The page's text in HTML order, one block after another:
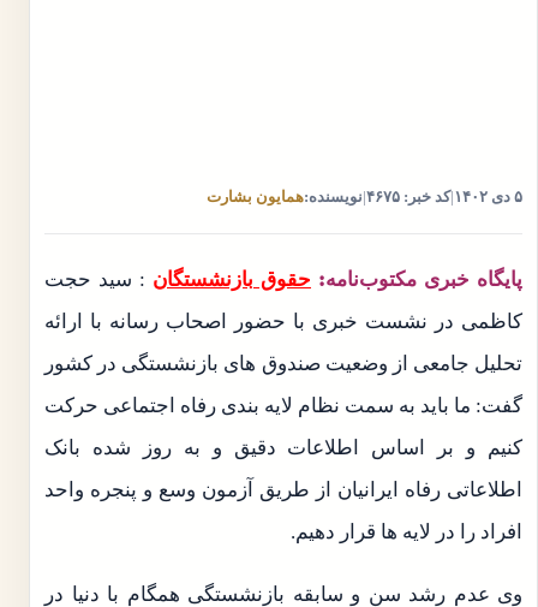
۵ دی ۱۴۰۲ |کد خبر: ۴۶۷۵ نویسنده:همایون بشارت
پایگاه خبری مکتوب‌نامه: حقوق بازنشستگان : سید حجت
کاظمی در نشست خبری با حضور اصحاب رسانه با ارائه
تحلیل جامعی از وضعیت صندوق های بازنشستگی در کشور
گفت: ما باید به سمت نظام لایه بندی رفاه اجتماعی حرکت
کنیم و بر اساس اطلاعات دقیق و به روز شده بانک
اطلاعاتی رفاه ایرانیان از طریق آزمون وسع و پنجره واحد
افراد را در لایه ها قرار دهیم.
وی عدم رشد سن و سابقه بازنشستگی همگام با دنیا در